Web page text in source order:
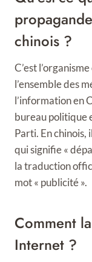
chinois ?
C’est
l’ensemble des
l’information en
bureau politique
Parti. En chinois,
qui signifie «
la traduction
mot « publicité ».
Comment
Internet ?